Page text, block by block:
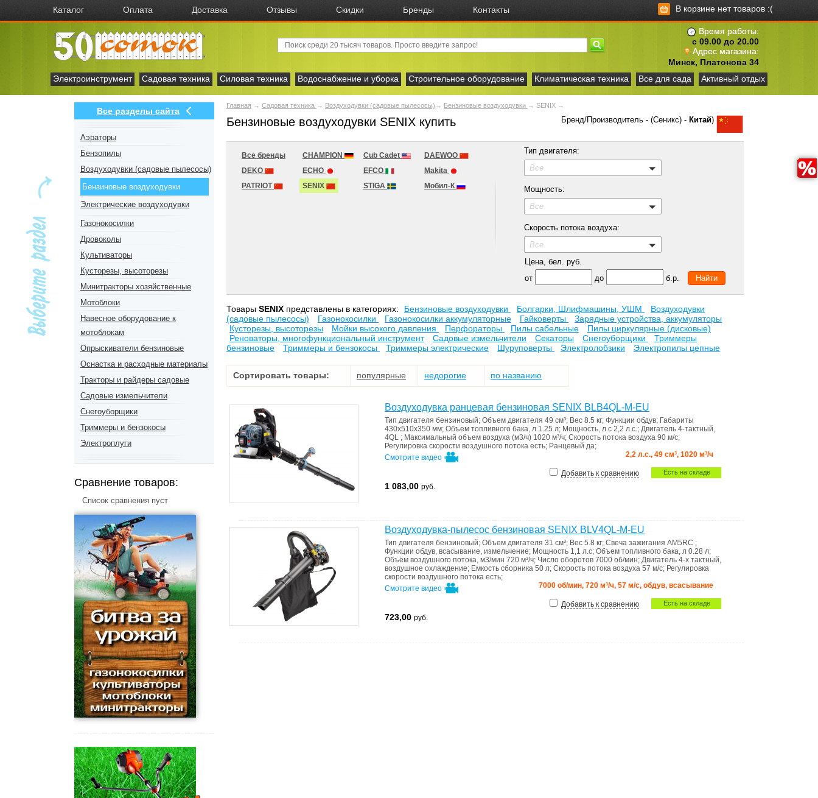
Каталог Оплата Доставка Отзывы Скидки Бренды Контакты В корзине нет товаров :(
Время работы:
с 09.00 до 20.00
Адрес магазина:
Минск, Платонова 34
Электроинструмент
Садовая техника Силовая техника Водоснабжение и уборка Строительное оборудование Климатическая техника Все для сада Активный отдых
Все разделы сайта
Аэраторы
Бензопилы
Воздуходувки (садовые пылесосы)
Бензиновые воздуходувки
Электрические воздуходувки
Газонокосилки
Дровоколы
Культиваторы
Кусторезы, высоторезы
Минитракторы хозяйственные
Мотоблоки
Навесное оборудование к
мотоблокам
Опрыскиватели бензиновые
Оснастка и расходные материалы
Тракторы и райдеры садовые
Садовые измельчители
Снегоуборщики
Триммеры и бензокосы
Электроплуги
Сравнение товаров:
Список сравнения пуст
Главная → Садовая техника → Воздуходувки (садовые пылесосы) → Бензиновые воздуходувки → SENIX →
Бензиновые воздуходувки SENIX купить Бренд/Производитель - (Сеникс) - Китай)
Все бренды CHAMPION Cub Cadet
DAEWOO
DEKO
ECHO EFCO
Makita
PATRIOT
SENIX STIGA Мобил-К
Тип двигателя:
Все
Мощность:
Все
Скорость потока воздуха:
Все
Цена, бел. руб.
от
до б.р.
Товары SENIX представлены в категориях: Бензиновые воздуходувки Болгарки, Шлифмашины, УШМ
Воздуходувки
(садовые пылесосы)
Газонокосилки Газонокосилки аккумуляторные Гайковерты
Зарядные устройства, аккумуляторы
Кусторезы, высоторезы
Мойки высокого давления Перфораторы Пилы сабельные
Пилы циркулярные (дисковые)
Реноваторы, многофункциональный инструмент
Садовые измельчители Секаторы Снегоуборщики
Триммеры
бензиновые
Триммеры и бензокосы Триммеры электрические Шуруповерты Электролобзики Электропилы цепные
Сортировать товары: популярные недорогие по названию
Воздуходувка ранцевая бензиновая SENIX BLB4QL-M-EU
Тип двигателя бензиновый; Объем двигателя 49 см³; Вес 8.5 кг; Функции обдув; Габариты
430x510x350 мм; Объем топливного бака, л 1.25 л; Мощность, л.с 2,2 л.с.; Двигатель 4-тактный,
4QL ; Максимальный объем воздуха (м3/ч) 1020 м³/ч; Скорость потока воздуха 90 м/с;
Регулировка скорости воздушного потока есть; Ранцевый да;
2,2 л.с., 49 см³, 1020 м³/ч
Смотрите видео
Есть на складе
Добавить к сравнению
1 083,00 руб.
Воздуходувка-пылесос бензиновая SENIX BLV4QL-M-EU
Тип двигателя бензиновый; Объем двигателя 31 см³; Вес 5.8 кг; Свеча зажигания AM5RC ;
Функции обдув, всасывание, измельчение; Мощность 1,1 л.с; Объем топливного бака, л 0.28 л;
Объём воздушного потока, м3/мин 720 м³/ч; Число оборотов 7000 об/мин; Двигатель 4-х тактный,
воздушное охлаждение; Емкость сборника 50 л; Скорость потока воздуха 57 м/с; Регулировка
скорости воздушного потока есть;
7000 об/мин, 720 м³/ч, 57 м/с, обдув, всасывание
Смотрите видео
Есть на складе
Добавить к сравнению
723,00 руб.